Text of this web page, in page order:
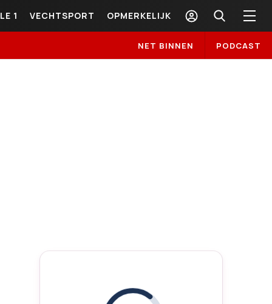
1 VECHTSPORT OPMERKELIJK
NET BINNEN PODCAST